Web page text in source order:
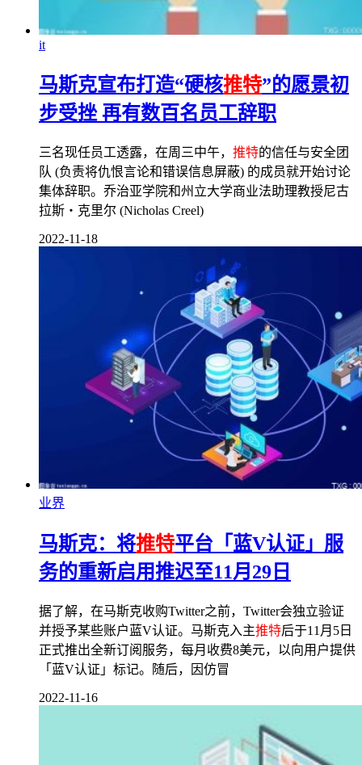
it
马斯克宣布打造“硬核推特”的愿景初
步受挫 再有数百名员工辞职
三名现任员工透露，在周三中午， 推特的信任与安全团
队 (负责将仇恨言论和错误信息屏蔽) 的成员就开始讨论
集体辞职。乔治亚学院和州立大学商业法助理教授尼古
拉斯・克里尔 (Nicholas Creel)
2022-11-18
业界
马斯克：将推特平台「蓝V认证」服
务的重新启用推迟至11月29日
据了解，在马斯克收购Twitter之前，Twitter会独立验证
并授予某些账户蓝V认证。马斯克入主推特后于11月5日
正式推出全新订阅服务，每月收费8美元，以向用户提供
「蓝V认证」标记。随后，因仿冒
2022-11-16